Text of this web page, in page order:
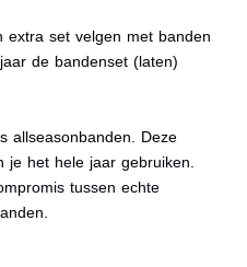
extra set velgen met banden
de bandenset (laten)
allseasonbanden. Deze
je het hele jaar gebruiken.
tussen echte